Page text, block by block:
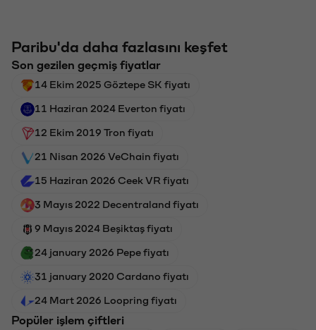
Paribu'da daha fazlasını keşfet
Son gezilen geçmiş fiyatlar
14 Ekim 2025 Göztepe SK fiyatı
11 Haziran 2024 Everton fiyatı
12 Ekim 2019 Tron fiyatı
21 Nisan 2026 VeChain fiyatı
15 Haziran 2026 Ceek VR fiyatı
3 Mayıs 2022 Decentraland fiyatı
9 Mayıs 2024 Beşiktaş fiyatı
24 january 2026 Pepe fiyatı
31 january 2020 Cardano fiyatı
24 Mart 2026 Loopring fiyatı
Popüler işlem çiftleri